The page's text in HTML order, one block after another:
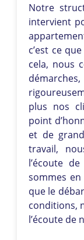
Notre
intervient
c’est ce
cela, nous
plus nos
point
et de
travail,
l’écoute
sommes
que le
conditions,
l’écoute de